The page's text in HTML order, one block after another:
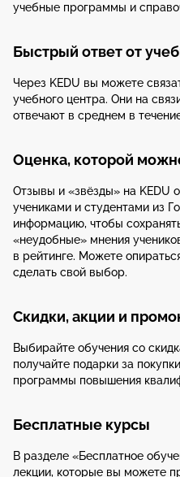
учебные программы и
Быстрый ответ от
Через KEDU вы можете
учебного центра. Они на
отвечают в среднем в
Оценка, которой
Отзывы и «звёзды» на KEDU
учениками и студентами из
информацию, чтобы
«неудобные» мнения
в рейтинге. Можете
сделать свой выбор.
Скидки, акции и
Выбирайте обучения со
получайте подарки за
программы повышения
Бесплатные курсы
В разделе «Бесплатное
лекции, которые вы можете